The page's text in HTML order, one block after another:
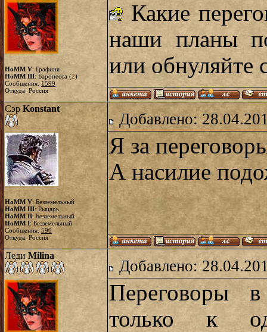
HoMM V: Графиня
HoMM III: Баронесса (2)
Сообщения: 1599
Откуда: Россия
Какие
наши планы
или обнуляйте
Сэр Konstant
HoMM V: Безземельный
HoMM III: Рыцарь
HoMM II: Безземельный
HoMM I: Безземельный
Сообщения: 590
Откуда: Россия
Добавлено:
Я за
А насилие
Леди Milina
Добавлено:
Переговоры
только к